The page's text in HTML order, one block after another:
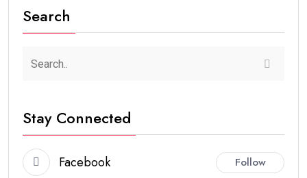
Search
Stay Connected
Facebook Follow